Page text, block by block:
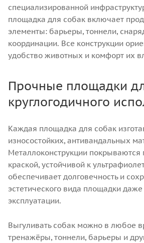
специализированной
площадка для собак включает
элементы: барьеры, тоннели,
координации. Все конструкции
удобство животных и комфорт их
Прочные площадки
круглогодичного
Каждая площадка для собак
износостойких, антивандальных
Металлоконструкции покрываются
краской, устойчивой к
обеспечивает долговечность и
эстетического вида площадки
эксплуатации.
Выгуливать собак можно в любое
тренажёры, тоннели, барьеры и